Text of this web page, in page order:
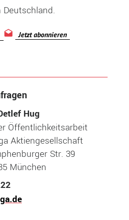
Jetzt abonnieren
Hug
Öffentlichkeitsarbeit
Aktiengesellschaft
Str. 39
München